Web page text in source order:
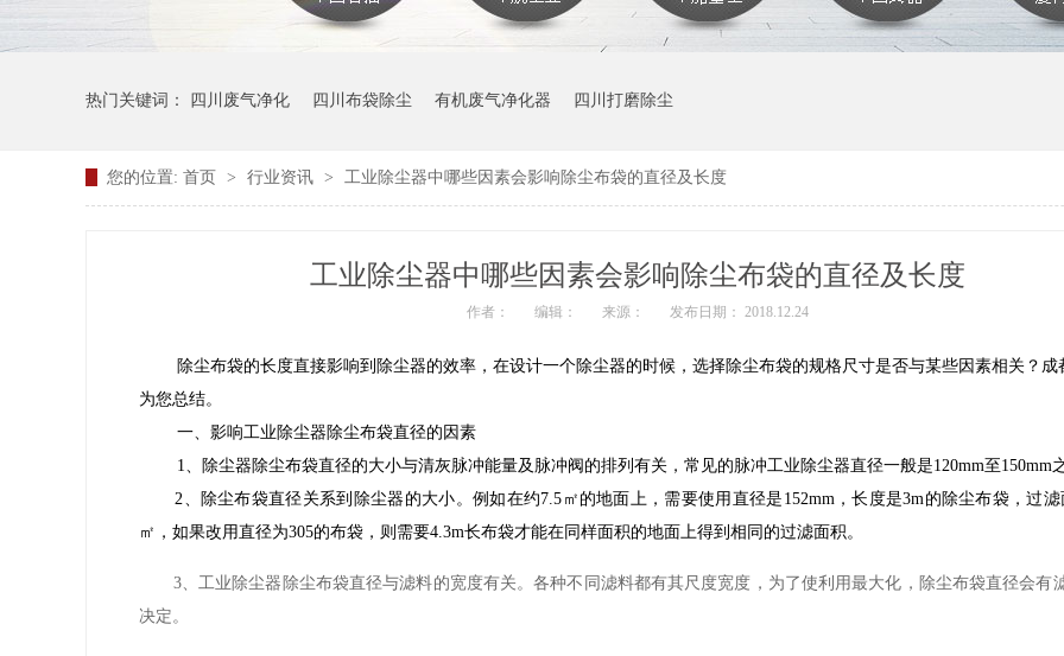
热门关键词： 四川废气净化 四川布袋除尘 有机废气净化器 四川打磨除尘
您的位置: 首页 > 行业资讯 > 工业除尘器中哪些因素会影响除尘布袋的直径及长度
工业除尘器中哪些因素会影响除尘布袋的直径及长度
作者： 编辑： 来源： 发布日期： 2018.12.24
除尘布袋的长度直接影响到除尘器的效率，在设计一个除尘器的时候，选择除尘布袋的规格尺寸是否与某些因素相关？成
为您总结。
一、影响工业除尘器除尘布袋直径的因素
1、除尘器除尘布袋直径的大小与清灰脉冲能量及脉冲阀的排列有关，常见的脉冲工业除尘器直径一般是120mm至150mm之
2、除尘布袋直径关系到除尘器的大小。例如在约7.5㎡的地面上，需要使用直径是152mm，长度是3m的除尘布袋，过滤
㎡，如果改用直径为305的布袋，则需要4.3m长布袋才能在同样面积的地面上得到相同的过滤面积。
3、工业除尘器除尘布袋直径与滤料的宽度有关。各种不同滤料都有其尺度宽度，为了使利用最大化，除尘布袋直径会有
决定。